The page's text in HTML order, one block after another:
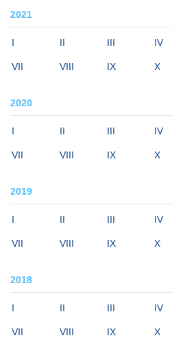
2021
I II III IV
VII VIII IX X
2020
I II III IV
VII VIII IX X
2019
I II III IV
VII VIII IX X
2018
I II III IV
VII VIII IX X